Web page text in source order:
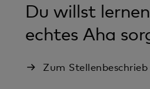
Du willst
echtes Aha
Zum Stellenbeschrieb